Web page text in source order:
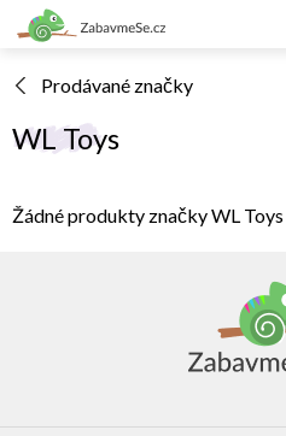
Přejít
na
Prodávané značky
WL Toys
Žádné produkty značkyWL Toys